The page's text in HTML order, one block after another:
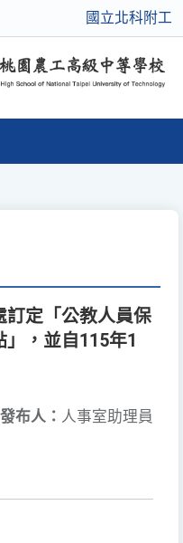
國立北科附工
訂定「公教人員保
，並自115年1
發布人： 人事室助理員